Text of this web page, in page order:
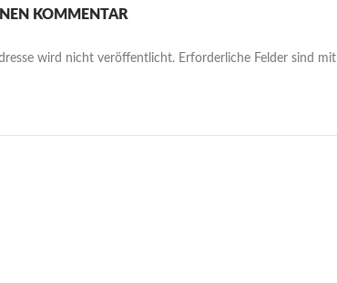
KOMMENTAR
wird nicht veröffentlicht. Erforderliche Felder sind mit